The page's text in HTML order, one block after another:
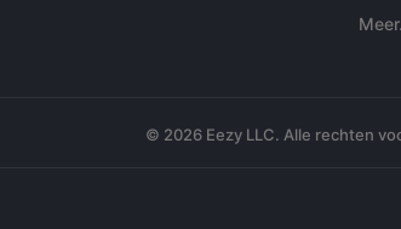
© 2026 Eezy LLC. Alle rechten